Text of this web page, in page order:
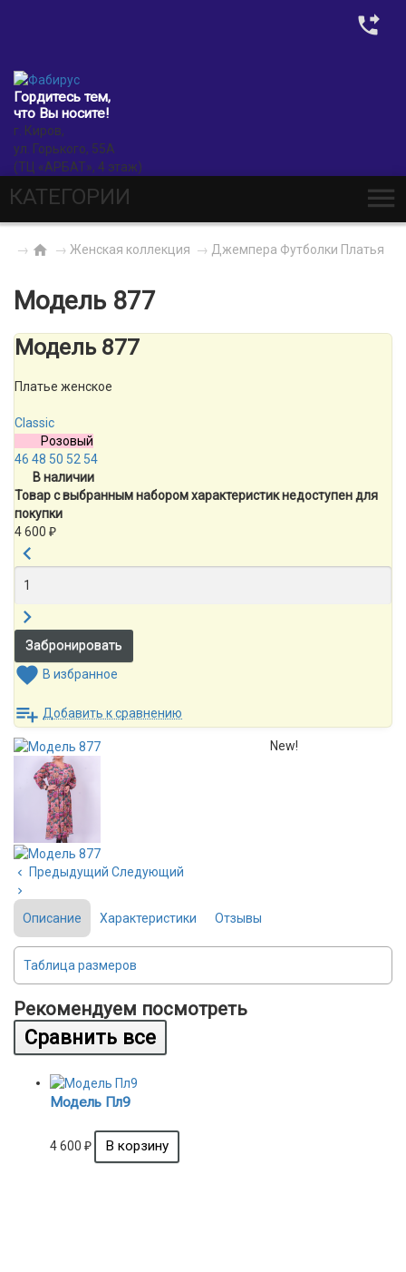
Гордитесь тем,
что Вы носите!
г. Киров,
ул. Горького, 55А
(ТЦ «АРБАТ», 4 этаж)
КАТЕГОРИИ
→ → Женская коллекция → Джемпера Футболки Платья
Модель 877
Модель 877
Платье женское
Classic
Розовый
46 48 50 52 54
В наличии
Товар с выбранным набором характеристик недоступен для
покупки
4 600 ₽
В избранное
Добавить к сравнению
New!
Предыдущий Следующий
Описание Характеристики Отзывы
Таблица размеров
Рекомендуем посмотреть
Модель Пл9
4 600 ₽